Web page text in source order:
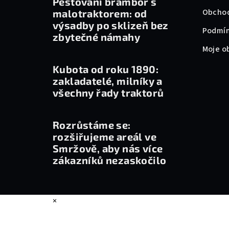
malotraktorem: od
výsadby po sklizeň bez
zbytečné námahy
Kubota od roku 1890:
zakladatelé, milníky a
všechny řady traktorů
Rozrůstáme se:
rozšiřujeme areál ve
Smržově, aby nás více
zákazníků nezaskočilo
Moje
×